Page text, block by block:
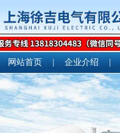
网站首页 | 企业介绍 |